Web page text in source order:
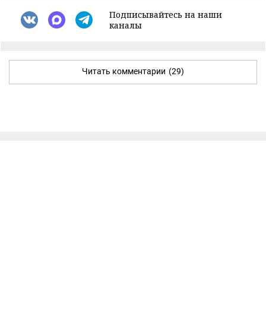
Подписывайтесь на наши
каналы
Читать комментарии (29)